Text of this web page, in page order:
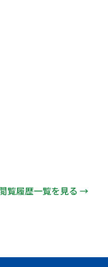
覧履歴一覧を見る →